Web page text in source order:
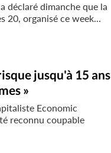
déclaré dimanche que la
20, organisé ce week...
jusqu'à 15 ans
»
Economic
reconnu coupable